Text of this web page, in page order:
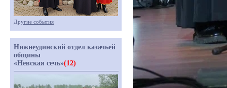
Другие события
Нижнеудинский отдел казачьей
общины
«Невская сечь»(12)